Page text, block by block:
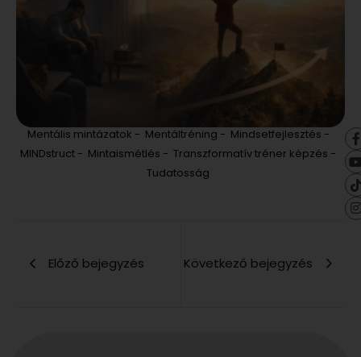
Mentális mintázatok - Mentáltréning - Mindsetfejlesztés -
MINDstruct - Mintaismétlés - Transzformatív tréner képzés -
Tudatosság
Előző bejegyzés Következő bejegyzés